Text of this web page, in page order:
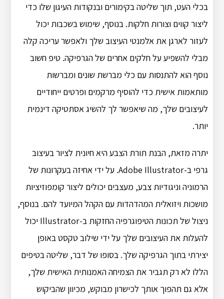
בכלי העט, תוך שליטה בקימורים ובנקודות העיגון שלו כדי
ליצור קווים וצורות חלקות. בנוסף, שימוש בשכבות יכול
לעזור לארגן את אלמנטי העיצוב שלך ולאפשר עריכה קלה
מבלי להשפיע על חלקים אחרים של הגרפיקה. טיפ חשוב
נוסף הוא להתנסות עם כלי מברשת שונים ומברשות
מותאמות אישית כדי להוסיף מרקמים ופרטים ייחודיים
לעיצובים שלך, מה שיאפשר לך להשיג אסתטיקה דינמית
יותר.
יתרה מזאת, הבנת תורת הצבע היא חיונית לציור בעיצוב
גרפי ב-Adobe Illustrator. על ידי אחיזה בעקרונות של
הרמוניה וניגודיות צבע, מעצבים יכולים ליצור קומפוזיציות
מושכות ויזואלית המהדהדות עם הקהל המיועד להם. בנוסף,
ניצול של תכונות הטיפוגרפיה החזקות ב-Illustrator יכול
להעלות את העיצובים שלך על ידי שילוב טקסט באופן
יצירתי בתוך הגרפיקה שלך. בסופו של דבר, שליטה בטיפים
הללו לא רק תגביר את הצמיחה האמנותית האישית שלך,
אלא גם תהפוך אותך לכישרון מבוקש, מכיוון שהביקוש